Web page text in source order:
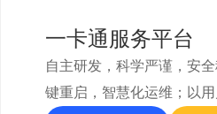
一卡通服务平台
自主研发，科学严谨，安
键重启，智慧化运维；以